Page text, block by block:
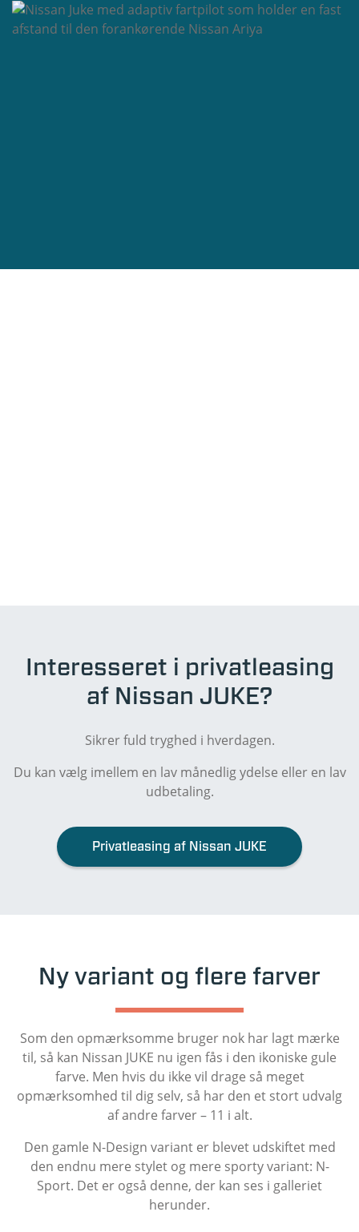
Interesseret i privatleasing
af Nissan JUKE?
Sikrer fuld tryghed i hverdagen.
Du kan vælg imellem en lav månedlig ydelse eller en lav
udbetaling.
Privatleasing af Nissan JUKE
Ny variant og flere farver
Som den opmærksomme bruger nok har lagt mærke
til, så kan Nissan JUKE nu igen fås i den ikoniske gule
farve. Men hvis du ikke vil drage så meget
opmærksomhed til dig selv, så har den et stort udvalg
af andre farver – 11 i alt.
Den gamle N-Design variant er blevet udskiftet med
den endnu mere stylet og mere sporty variant: N-
Sport. Det er også denne, der kan ses i galleriet
herunder.